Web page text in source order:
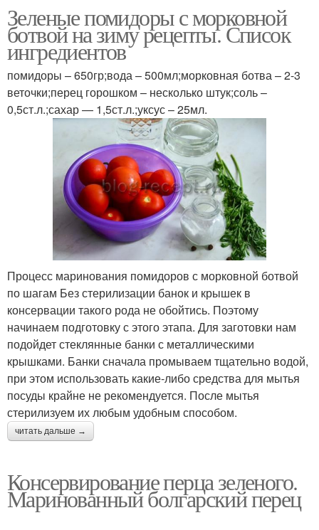
Зеленые помидоры с морковной
ботвой на зиму рецепты. Список
ингредиентов
помидоры – 650гр;вода – 500мл;морковная ботва – 2-3
веточки;перец горошком – несколько штук;соль –
0,5ст.л.;сахар — 1,5ст.л.;уксус – 25мл.
Процесс маринования помидоров с морковной ботвой
по шагам Без стерилизации банок и крышек в
консервации такого рода не обойтись. Поэтому
начинаем подготовку с этого этапа. Для заготовки нам
подойдет стеклянные банки с металлическими
крышками. Банки сначала промываем тщательно водой,
при этом использовать какие-либо средства для мытья
посуды крайне не рекомендуется. После мытья
стерилизуем их любым удобным способом.
читать дальше →
Консервирование перца зеленого.
Маринованный болгарский перец